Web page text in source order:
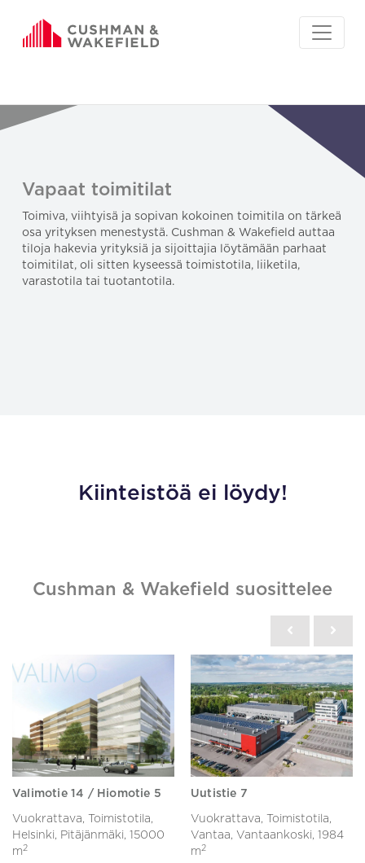
Vapaat toimitilat
Toimiva, viihtyisä ja sopivan kokoinen toimitila on tärkeä
osa yrityksen menestystä. Cushman & Wakefield auttaa
tiloja hakevia yrityksiä ja sijoittajia löytämään parhaat
toimitilat, oli sitten kyseessä toimistotila, liiketila,
varastotila tai tuotantotila.
Kiinteistöä ei löydy!
Cushman & Wakefield suosittelee
Valimotie 14 / Hiomotie 5
Vuokrattava, Toimistotila,
Helsinki, Pitäjänmäki, 15000
m 2
Uutistie 7
Vuokrattava, Toimistotila,
Vantaa, Vantaankoski, 1984
m 2